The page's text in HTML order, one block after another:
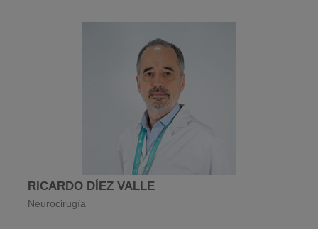
RICARDO DÍEZ VALLE
Neurocirugía